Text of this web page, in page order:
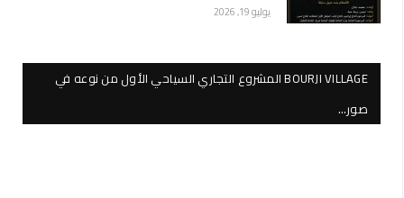
يوليو 19, 2026
BOURJI VILLAGE المشروع التجاري السياحي الأول من نوعه في
صور…